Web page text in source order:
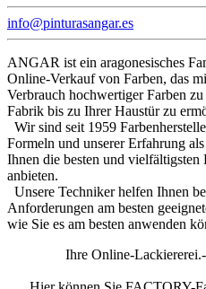
info@pinturasangar.es
ANGAR ist ein aragonesisches
Online-Verkauf von Farben, das
Verbrauch hochwertiger Farben
Fabrik bis zu Ihrer Haustür zu
Wir sind seit 1959
Formeln und unserer Erfahrung
Ihnen die besten und
anbieten.
Unsere Techniker helfen Ihnen
Anforderungen am besten
wie Sie es am besten anwenden
Ihre Online-